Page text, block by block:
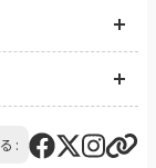
送料は商品ごと
面にてお届け先情
にてご連絡くださ
: